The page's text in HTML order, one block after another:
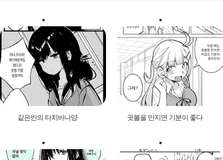
같은반의 타치바나양 귓볼을 만지면 기분이 좋다